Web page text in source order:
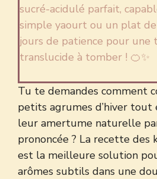
sucré-acidulé parfait,
simple yaourt ou un plat
jours de patience pour une
translucide à tomber ! 🍊✨
Tu te demandes comment
petits agrumes d’hiver tout
leur amertume naturelle
prononcée ? La recette des
est la meilleure solution
arômes subtils dans une